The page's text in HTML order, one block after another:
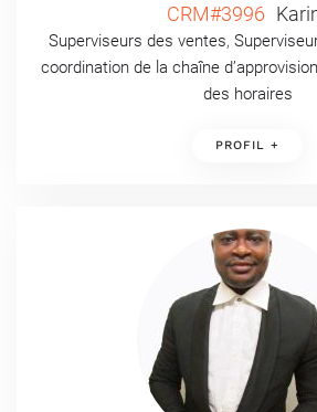
CRM#3996
Superviseurs des ventes,
coordination de la chaîne
des horaires
PROFIL +